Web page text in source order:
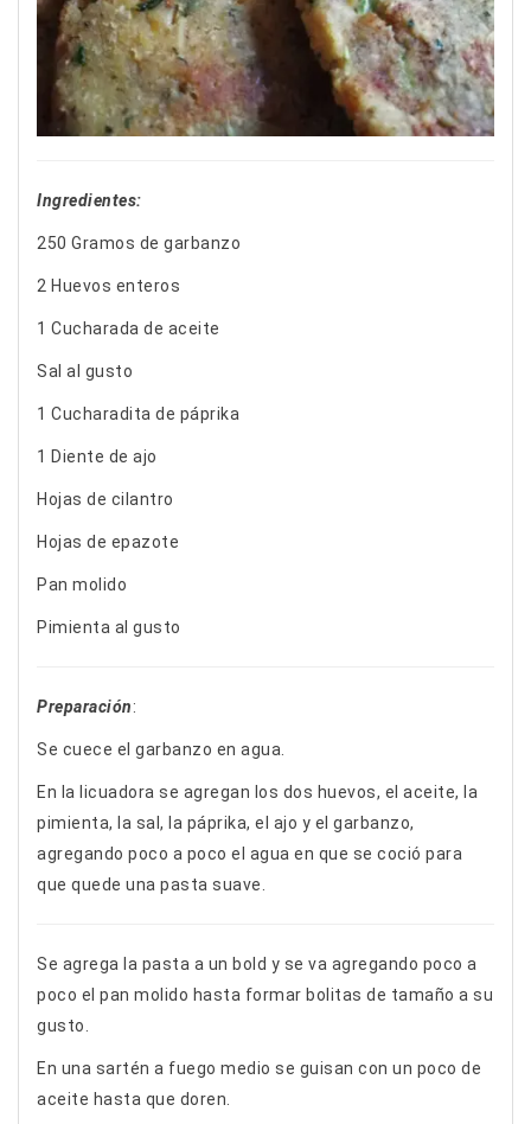
Ingredientes:
250 Gramos de garbanzo
2 Huevos enteros
1 Cucharada de aceite
Sal al gusto
1 Cucharadita de páprika
1 Diente de ajo
Hojas de cilantro
Hojas de epazote
Pan molido
Pimienta al gusto
Preparación:
Se cuece el garbanzo en agua.
En la licuadora se agregan los dos huevos, el aceite, la
pimienta, la sal, la páprika, el ajo y el garbanzo,
agregando poco a poco el agua en que se coció para
que quede una pasta suave.
Se agrega la pasta a un bold y se va agregando poco a
poco el pan molido hasta formar bolitas de tamaño a su
gusto.
En una sartén a fuego medio se guisan con un poco de
aceite hasta que doren.